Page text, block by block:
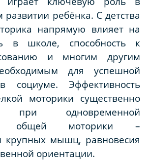
ребёнка. С детства
напрямую влияет на
в школе, способность к
и многим другим
для успешной
социуме. Эффективность
моторики существенно
при одновременной
общей моторики –
крупных мышц, равновесия
ориентации.